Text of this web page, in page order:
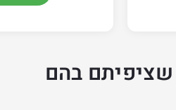
שציפיתם בהם